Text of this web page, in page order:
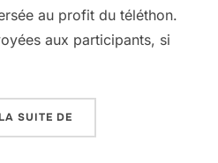
au profit du téléthon.
aux participants, si
SUITE DE